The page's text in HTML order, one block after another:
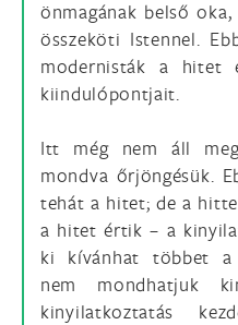
önmagának belső
összeköti Istennel.
modernisták a hitet
kiindulópontjait.
Itt még nem áll
mondva őrjöngésük.
tehát a hitet; de a
a hitet értik – a
ki kívánhat többet a
nem mondhatjuk
kinyilatkoztatás